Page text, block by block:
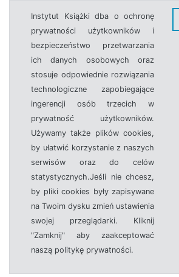
Instytut Książki dba o ochronę
prywatności użytkowników i
bezpieczeństwo przetwarzania
ich danych osobowych oraz
stosuje odpowiednie rozwiązania
technologiczne zapobiegające
ingerencji osób trzecich w
prywatność użytkowników.
Używamy także plików cookies,
by ułatwić korzystanie z naszych
serwisów oraz do celów
statystycznych.Jeśli nie chcesz,
by pliki cookies były zapisywane
na Twoim dysku zmień ustawienia
swojej przeglądarki. Kliknij
"Zamknij" aby zaakceptować
naszą politykę prywatności.